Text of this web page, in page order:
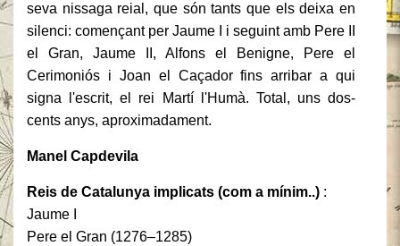
seva nissaga reial, que són tants que els deixa en
silenci: començant per Jaume I i seguint amb Pere II
el Gran, Jaume II, Alfons el Benigne, Pere el
Cerimoniós i Joan el Caçador fins arribar a qui
signa l'escrit, el rei Martí l'Humà. Total, uns dos-
cents anys, aproximadament.
Manel Capdevila
Reis de Catalunya implicats (com a mínim..) :
Jaume I
Pere el Gran (1276–1285)